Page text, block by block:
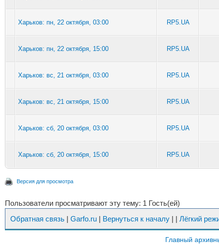
Харьков: пн, 22 октября, 03:00 RP5.UA
Харьков: пн, 22 октября, 15:00 RP5.UA
Харьков: вс, 21 октября, 03:00 RP5.UA
Харьков: вс, 21 октября, 15:00 RP5.UA
Харьков: сб, 20 октября, 03:00 RP5.UA
Харьков: сб, 20 октября, 15:00 RP5.UA
Версия для просмотра
Пользователи просматривают эту тему: 1 Гость(ей)
Обратная связь | Garfo.ru | Вернуться к началу | | Лёгкий
Главный